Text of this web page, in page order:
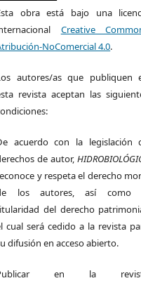
obra está bajo una
Creative
NoComercial 4.0.
autores/as que publiquen
revista aceptan las
acuerdo con la legislación
de autor,
y respeta el derecho
los autores, así como
del derecho
cual será cedido a la revista
difusión en acceso abierto.
en la